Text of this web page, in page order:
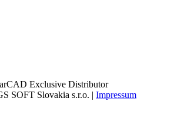
Exclusive Distributor
SOFT Slovakia s.r.o. | Impressum